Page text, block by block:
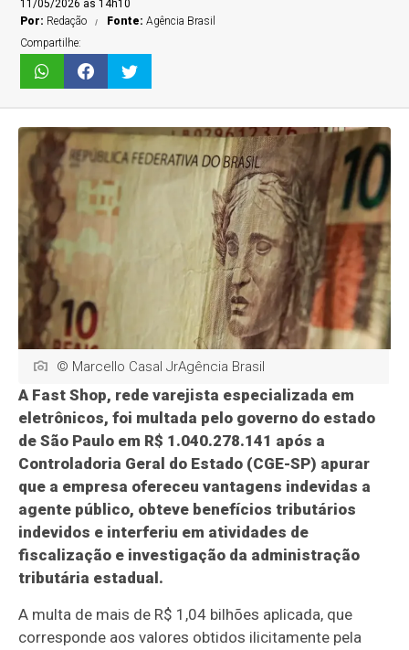
11/05/2026 às 14h10
Por: Redação Fonte:Agência Brasil
Compartilhe:
© Marcello Casal JrAgência Brasil
A Fast Shop, rede varejista especializada em
eletrônicos, foi multada pelo governo do estado
de São Paulo em R$ 1.040.278.141 após a
Controladoria Geral do Estado (CGE-SP) apurar
que a empresa ofereceu vantagens indevidas a
agente público, obteve benefícios tributários
indevidos e interferiu em atividades de
fiscalização e investigação da administração
tributária estadual.
A multa de mais de R$ 1,04 bilhões aplicada, que
corresponde aos valores obtidos ilicitamente pela